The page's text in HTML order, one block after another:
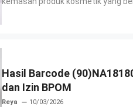
Hasil Barcode
dan Izin BPOM
Reya 10/03/2026